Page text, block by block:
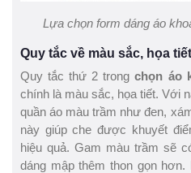
Lựa chọn form dáng áo
Quy tắc về màu sắc, họa tiết
Quy tắc thứ 2 trongchọn áo
chính là màu sắc, họa tiết. Với
quần áo màu trầm như đen,
này giúp che được khuyết
hiệu quả. Gam màu trầm sẽ
dáng mập thêm thon gọn